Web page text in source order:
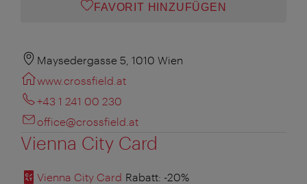
FAVORIT HINZUFÜGEN
Maysedergasse 5, 1010 Wien
www.crossfield.at
+43 1 241 00 230
office@crossfield.at
Vienna City Card
Vienna City Card Rabatt: -20%